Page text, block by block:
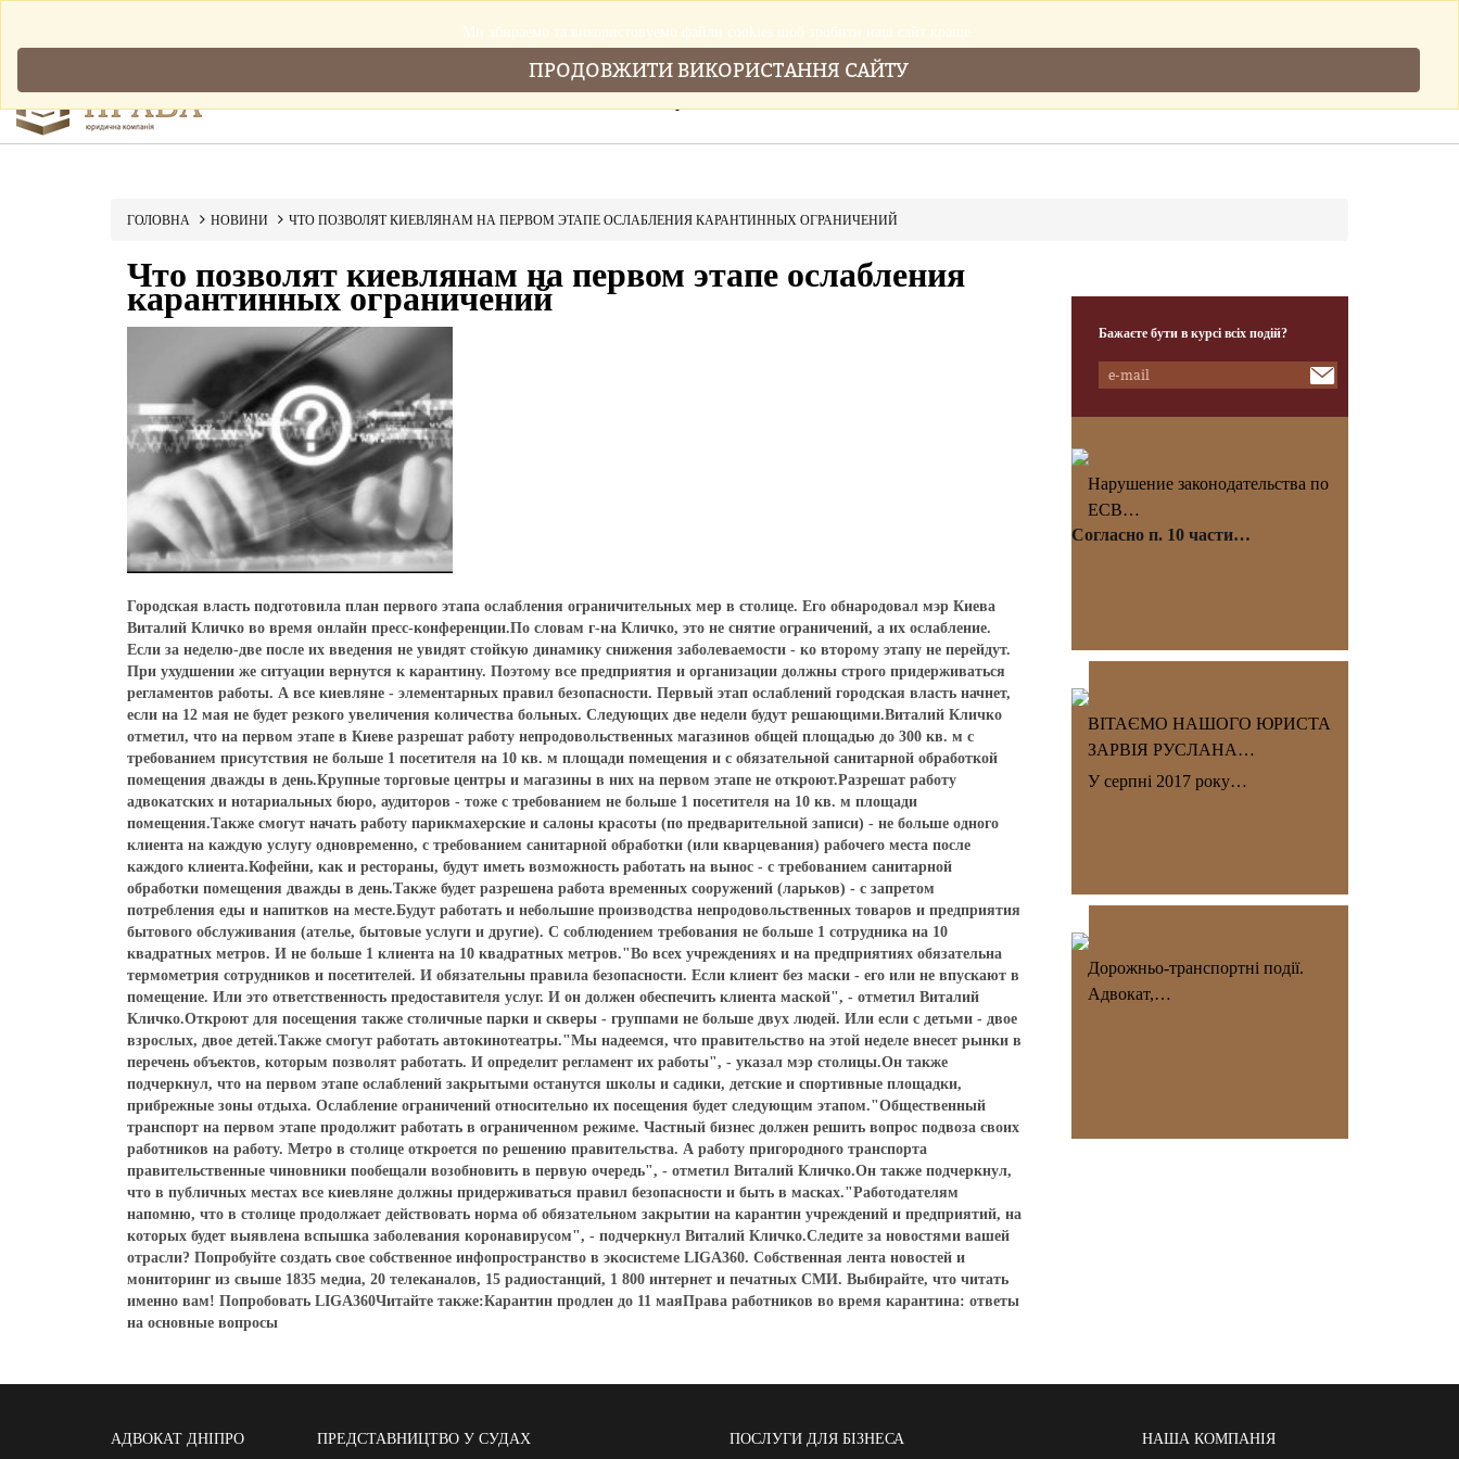
Головна Послуги Новини Cтатті Клієнти Наша Команда Контакти
ГОЛОВНА НОВИНИ ЧТО ПОЗВОЛЯТ КИЕВЛЯНАМ НА ПЕРВОМ ЭТАПЕ ОСЛАБЛЕНИЯ КАРАНТИННЫХ ОГРАНИЧЕНИЙ
Что позволят киевлянам на первом этапе ослабления
карантинных ограничений
Городская власть подготовила план первого этапа ослабления ограничительных мер в столице. Его обнародовал мэр Киева
Виталий Кличко во время онлайн пресс-конференции.По словам г-на Кличко, это не снятие ограничений, а их ослабление.
Если за неделю-две после их введения не увидят стойкую динамику снижения заболеваемости - ко второму этапу не перейдут.
При ухудшении же ситуации вернутся к карантину. Поэтому все предприятия и организации должны строго придерживаться
регламентов работы. А все киевляне - элементарных правил безопасности. Первый этап ослаблений городская власть начнет,
если на 12 мая не будет резкого увеличения количества больных. Следующих две недели будут решающими.Виталий Кличко
отметил, что на первом этапе в Киеве разрешат работу непродовольственных магазинов общей площадью до 300 кв. м с
требованием присутствия не больше 1 посетителя на 10 кв. м площади помещения и с обязательной санитарной обработкой
помещения дважды в день.Крупные торговые центры и магазины в них на первом этапе не откроют.Разрешат работу
адвокатских и нотариальных бюро, аудиторов - тоже с требованием не больше 1 посетителя на 10 кв. м площади
помещения.Также смогут начать работу парикмахерские и салоны красоты (по предварительной записи) - не больше одного
клиента на каждую услугу одновременно, с требованием санитарной обработки (или кварцевания) рабочего места после
каждого клиента.Кофейни, как и рестораны, будут иметь возможность работать на вынос - с требованием санитарной
обработки помещения дважды в день.Также будет разрешена работа временных сооружений (ларьков) - с запретом
потребления еды и напитков на месте.Будут работать и небольшие производства непродовольственных товаров и предприятия
бытового обслуживания (ателье, бытовые услуги и другие). С соблюдением требования не больше 1 сотрудника на 10
квадратных метров. И не больше 1 клиента на 10 квадратных метров."Во всех учреждениях и на предприятиях обязательна
термометрия сотрудников и посетителей. И обязательны правила безопасности. Если клиент без маски - его или не впускают в
помещение. Или это ответственность предоставителя услуг. И он должен обеспечить клиента маской", - отметил Виталий
Кличко.Откроют для посещения также столичные парки и скверы - группами не больше двух людей. Или если с детьми - двое
взрослых, двое детей.Также смогут работать автокинотеатры."Мы надеемся, что правительство на этой неделе внесет рынки в
перечень объектов, которым позволят работать. И определит регламент их работы", - указал мэр столицы.Он также
подчеркнул, что на первом этапе ослаблений закрытыми останутся школы и садики, детские и спортивные площадки,
прибрежные зоны отдыха. Ослабление ограничений относительно их посещения будет следующим этапом."Общественный
транспорт на первом этапе продолжит работать в ограниченном режиме. Частный бизнес должен решить вопрос подвоза своих
работников на работу. Метро в столице откроется по решению правительства. А работу пригородного транспорта
правительственные чиновники пообещали возобновить в первую очередь", - отметил Виталий Кличко.Он также подчеркнул,
что в публичных местах все киевляне должны придерживаться правил безопасности и быть в масках."Работодателям
напомню, что в столице продолжает действовать норма об обязательном закрытии на карантин учреждений и предприятий, на
которых будет выявлена вспышка заболевания коронавирусом", - подчеркнул Виталий Кличко.Следите за новостями вашей
отрасли? Попробуйте создать свое собственное инфопространство в экосистеме LIGA360. Собственная лента новостей и
мониторинг из свыше 1835 медиа, 20 телеканалов, 15 радиостанций, 1 800 интернет и печатных СМИ. Выбирайте, что читать
именно вам! Попробовать LIGA360Читайте также:Карантин продлен до 11 маяПрава работников во время карантина: ответы
на основные вопросы
Бажаєте бути в курсі всіх подій?
Нарушение законодательства по
ЕСВ…
Согласно п. 10 части…
ВІТАЄМО НАШОГО ЮРИСТА
ЗАРВІЯ РУСЛАНА…
У серпні 2017 року…
Дорожньо-транспортні події.
Адвокат,…
АДВОКАТ ДНІПРО ПРЕДСТАВНИЦТВО У СУДАХ ПОСЛУГИ ДЛЯ БІЗНЕСА НАША КОМПАНІЯ
Ми збираемо та використовуемо файли cookies щоб зробити наш сайт краще.
ПРОДОВЖИТИ ВИКОРИСТАННЯ САЙТУ